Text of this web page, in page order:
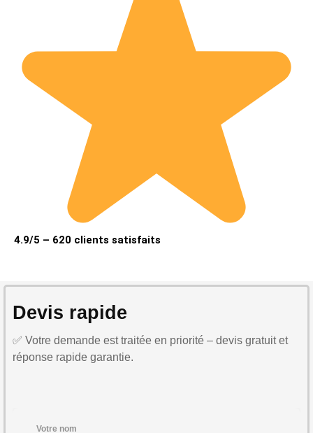
4.9/5 – 620 clients satisfaits
Devis rapide
✅ Votre demande est traitée en priorité – devis gratuit et
réponse rapide garantie.
Votre nom